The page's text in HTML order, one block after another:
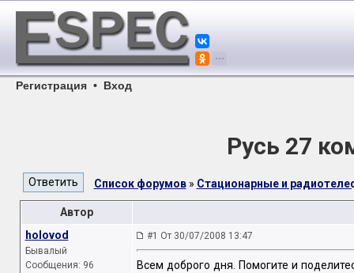
Регистрация • Вход
Русь 27
Список форумов» Стационарные и
Автор
holovod
Бывалый
Сообщения: 96
#1 От 30/07/2008 13:47
Всем доброго дня. Помогите и